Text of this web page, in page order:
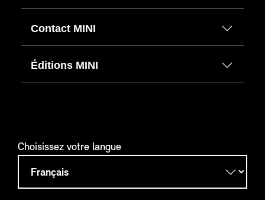
Contact MINI
Éditions MINI
Choisissez votre langue